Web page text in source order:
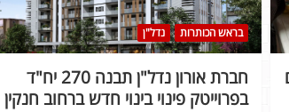
בראש הכותרות נדל"ן
חברת אורון נדל"ן תבנה 270 יח"ד
בפרוייטק פינוי בינוי חדש ברחוב חנקין